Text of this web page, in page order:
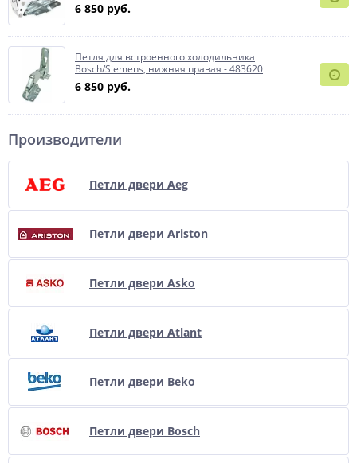
6 850 руб.
Петля для встроенного холодильника
Bosch/Siemens, нижняя правая - 483620
6 850 руб.
Производители
Петли двери Aeg
Петли двери Ariston
Петли двери Asko
Петли двери Atlant
Петли двери Beko
Петли двери Bosch